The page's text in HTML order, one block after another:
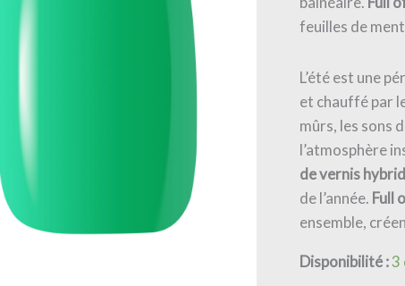
feuilles de
L’été est une
et chauffé par
mûrs, les sons
l’atmosphère
de vernis
de l’année. Full
ensemble,
Disponibilité :3